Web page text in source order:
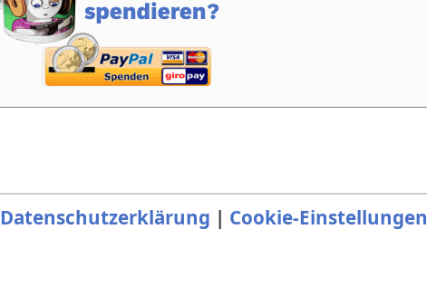
Datenschutzerklärung | Cookie-Einstellungen